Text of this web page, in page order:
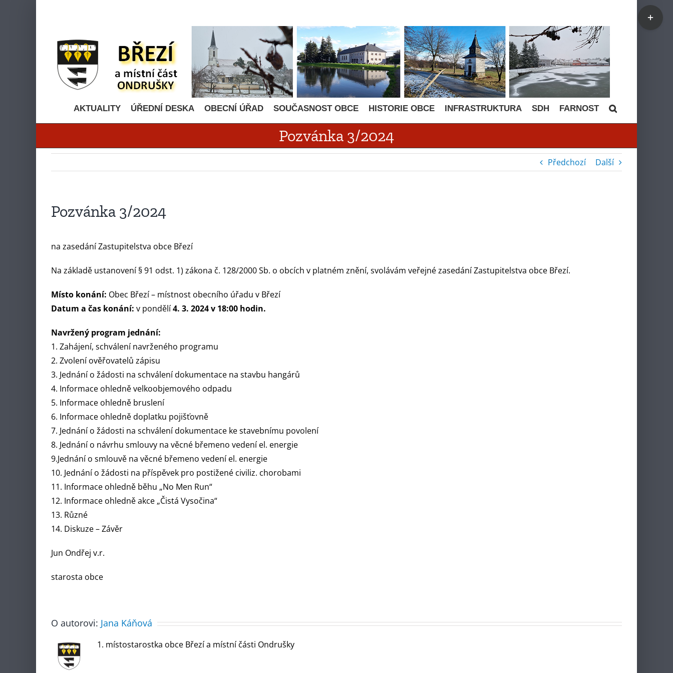
AKTUALITY ÚŘEDNÍ DESKA OBECNÍ ÚŘAD SOUČASNOST OBCE HISTORIE OBCE INFRASTRUKTURA SDH FARNOST
Pozvánka 3/2024
Předchozí Další
Pozvánka 3/2024
na zasedání Zastupitelstva obce Březí
Na základě ustanovení § 91 odst. 1) zákona č. 128/2000 Sb. o obcích v platném znění, svolávám veřejné zasedání Zastupitelstva obce Březí.
Místo konání: Obec Březí – místnost obecního úřadu v Březí
Datum a čas konání: v pondělí4. 3. 2024 v 18:00 hodin.
Navržený program jednání:
1. Zahájení, schválení navrženého programu
2. Zvolení ověřovatelů zápisu
3. Jednání o žádosti na schválení dokumentace na stavbu hangárů
4. Informace ohledně velkoobjemového odpadu
5. Informace ohledně bruslení
6. Informace ohledně doplatku pojišťovně
7. Jednání o žádosti na schválení dokumentace ke stavebnímu povolení
8. Jednání o návrhu smlouvy na věcné břemeno vedení el. energie
9.Jednání o smlouvě na věcné břemeno vedení el. energie
10. Jednání o žádosti na příspěvek pro postižené civiliz. chorobami
11. Informace ohledně běhu „No Men Run“
12. Informace ohledně akce „Čistá Vysočina“
13. Různé
14. Diskuze – Závěr
Jun Ondřej v.r.
starosta obce
O autorovi: Jana Káňová
1. místostarostka obce Březí a místní části Ondrušky
Toggle
Sliding